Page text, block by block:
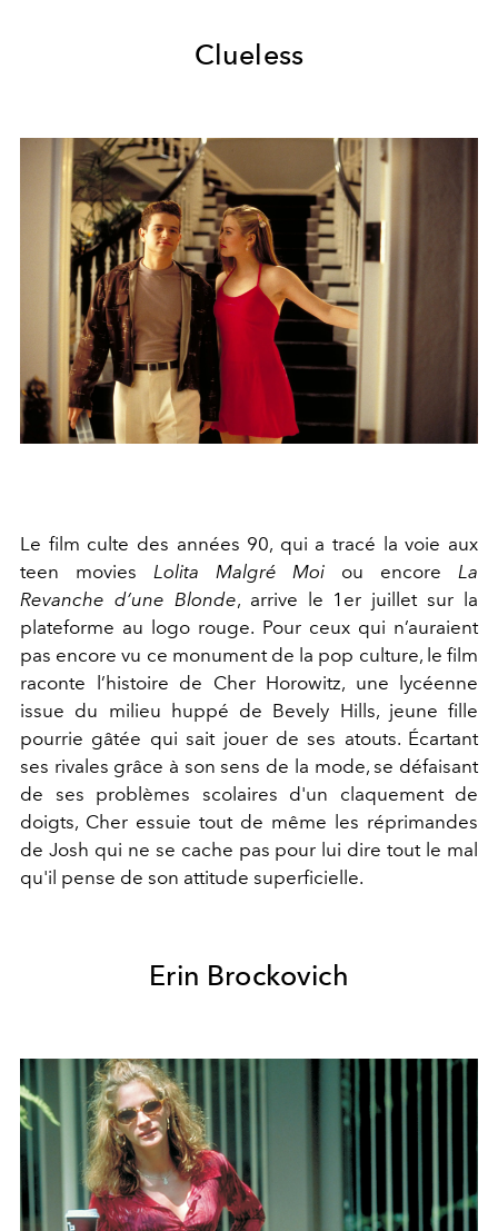
Clueless
Le film culte des années 90, qui a tracé la voie aux
teen movies Lolita Malgré Moi ou encore La
Revanche d’une Blonde, arrive le 1er juillet sur la
plateforme au logo rouge. Pour ceux qui n’auraient
pas encore vu ce monument de la pop culture, le film
raconte l’histoire de Cher Horowitz, une lycéenne
issue du milieu huppé de Bevely Hills, jeune fille
pourrie gâtée qui sait jouer de ses atouts. Écartant
ses rivales grâce à son sens de la mode, se défaisant
de ses problèmes scolaires d'un claquement de
doigts, Cher essuie tout de même les réprimandes
de Josh qui ne se cache pas pour lui dire tout le mal
qu'il pense de son attitude superficielle.
Erin Brockovich